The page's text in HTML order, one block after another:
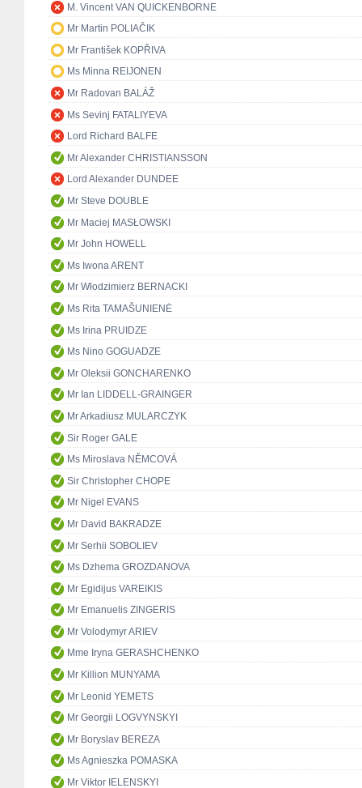
M. Vincent VAN QUICKENBORNE
Mr Martin POLIAČIK
Mr František KOPŘIVA
Ms Minna REIJONEN
Mr Radovan BALÁŽ
Ms Sevinj FATALIYEVA
Lord Richard BALFE
Mr Alexander CHRISTIANSSON
Lord Alexander DUNDEE
Mr Steve DOUBLE
Mr Maciej MASŁOWSKI
Mr John HOWELL
Ms Iwona ARENT
Mr Włodzimierz BERNACKI
Ms Rita TAMAŠUNIENĖ
Ms Irina PRUIDZE
Ms Nino GOGUADZE
Mr Oleksii GONCHARENKO
Mr Ian LIDDELL-GRAINGER
Mr Arkadiusz MULARCZYK
Sir Roger GALE
Ms Miroslava NĚMCOVÁ
Sir Christopher CHOPE
Mr Nigel EVANS
Mr David BAKRADZE
Mr Serhii SOBOLIEV
Ms Dzhema GROZDANOVA
Mr Egidijus VAREIKIS
Mr Emanuelis ZINGERIS
Mr Volodymyr ARIEV
Mme Iryna GERASHCHENKO
Mr Killion MUNYAMA
Mr Leonid YEMETS
Mr Georgii LOGVYNSKYI
Mr Boryslav BEREZA
Ms Agnieszka POMASKA
Mr Viktor IELENSKYI